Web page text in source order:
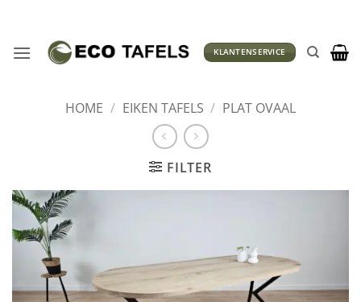
inhoud
KLANTENSERVICE
HOME / EIKEN TAFELS / PLAT OVAAL
FILTER